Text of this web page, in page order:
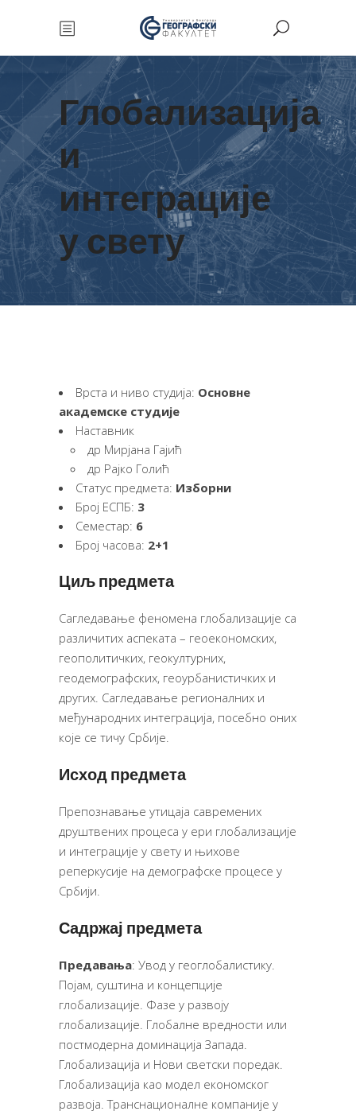
Глобализација
и
интеграције
у свету
Врста и ниво студија: Основне
академске студије
Наставник
др Мирјана Гајић
др Рајко Голић
Статус предмета: Изборни
Број ЕСПБ: 3
Семестар: 6
Број часова: 2+1
Циљ предмета
Сагледавање феномена глобализације са
различитих аспеката – геоекономских,
геополитичких, геокултурних,
геодемографских, геоурбанистичких и
других. Сагледавање регионалних и
међународних интеграција, посебно оних
које се тичу Србије.
Исход предмета
Препознавање утицаја савремених
друштвених процеса у ери глобализације
и интеграције у свету и њихове
реперкусије на демографске процесе у
Србији.
Садржај предмета
Предавања: Увод у геоглобалистику.
Појам, суштина и концепције
глобализације. Фазе у развоју
глобализације. Глобалне вредности или
постмодерна доминација Запада.
Глобализација и Нови светски поредак.
Глобализација као модел економског
развоја. Транснационалне компаније у